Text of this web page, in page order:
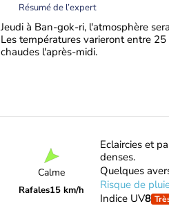
Résumé de l’expert
Jeudi à Ban-gok-ri, l'atmosphère
Les températures varieront entre
chaudes l'après-midi.
Calme
Rafales15 km/h
Eclaircies et
denses.
Quelques
Risque de
Indice UV8